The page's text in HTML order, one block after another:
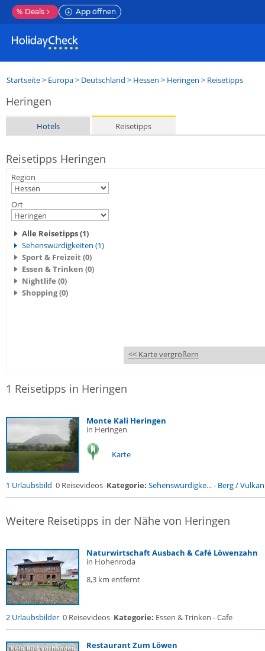
% Deals App öffnen
Startseite> Europa> Deutschland > Hessen > Heringen > Reisetipps
Heringen
Hotels Reisetipps
Reisetipps Heringen
Region
Ort
Alle Reisetipps (1)
Sehenswürdigkeiten (1)
Sport & Freizeit (0)
Essen & Trinken (0)
Nightlife (0)
Shopping (0)
<< Karte vergrößern
1 Reisetipps in Heringen
Monte Kali Heringen
in Heringen
Karte
1 Urlaubsbild 0 Reisevideos Kategorie: Sehenswürdigke...- Berg / Vulkan
Weitere Reisetipps in der Nähe von Heringen
Naturwirtschaft Ausbach & Café Löwenzahn
in Hohenroda
8,3 km entfernt
2 Urlaubsbilder 0 Reisevideos Kategorie: Essen & Trinken - Cafe
Restaurant Zum Löwen